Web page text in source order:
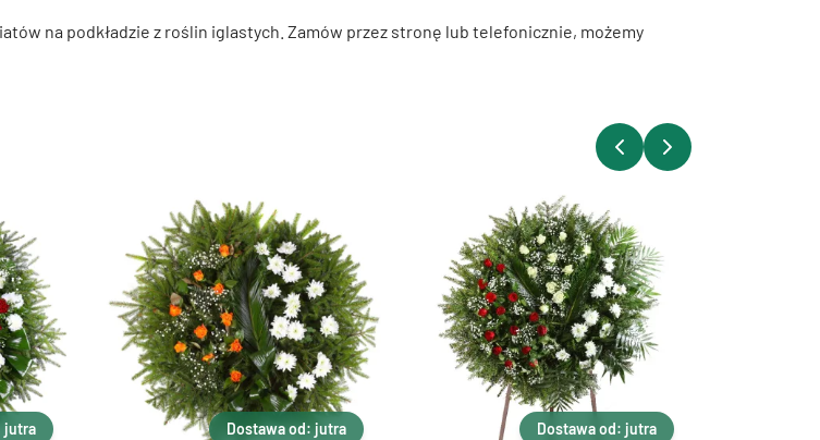
na podkładzie z roślin iglastych. Zamów przez stronę lub telefonicznie, możemy
jutra Dostawa od: jutra Dostawa od: jutra